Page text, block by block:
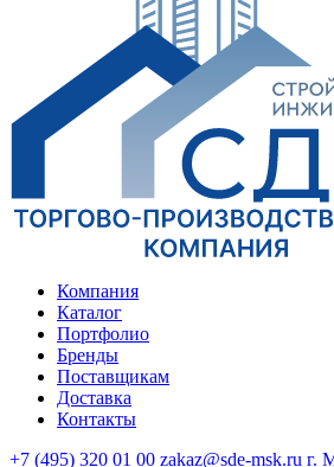
Компания
Каталог
Портфолио
Бренды
Поставщикам
Доставка
Контакты
+7 (495) 320 01 00 zakaz@sde-msk.ru г.